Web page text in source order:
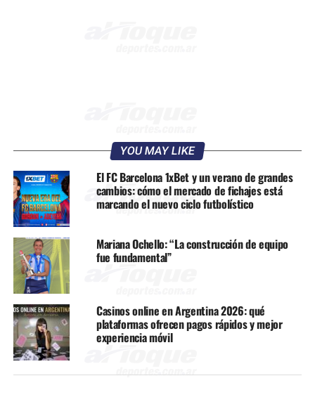
YOU MAY LIKE
El FC Barcelona 1xBet y un verano de grandes
cambios: cómo el mercado de fichajes está
marcando el nuevo ciclo futbolístico
Mariana Ochello: “La construcción de equipo
fue fundamental”
Casinos online en Argentina 2026: qué
plataformas ofrecen pagos rápidos y mejor
experiencia móvil